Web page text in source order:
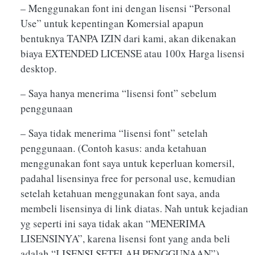
– Menggunakan font ini dengan lisensi “Personal
Use” untuk kepentingan Komersial apapun
bentuknya TANPA IZIN dari kami, akan dikenakan
biaya EXTENDED LICENSE atau 100x Harga lisensi
desktop.
– Saya hanya menerima “lisensi font” sebelum
penggunaan
– Saya tidak menerima “lisensi font” setelah
penggunaan. (Contoh kasus: anda ketahuan
menggunakan font saya untuk keperluan komersil,
padahal lisensinya free for personal use, kemudian
setelah ketahuan menggunakan font saya, anda
membeli lisensinya di link diatas. Nah untuk kejadian
yg seperti ini saya tidak akan “MENERIMA
LISENSINYA”, karena lisensi font yang anda beli